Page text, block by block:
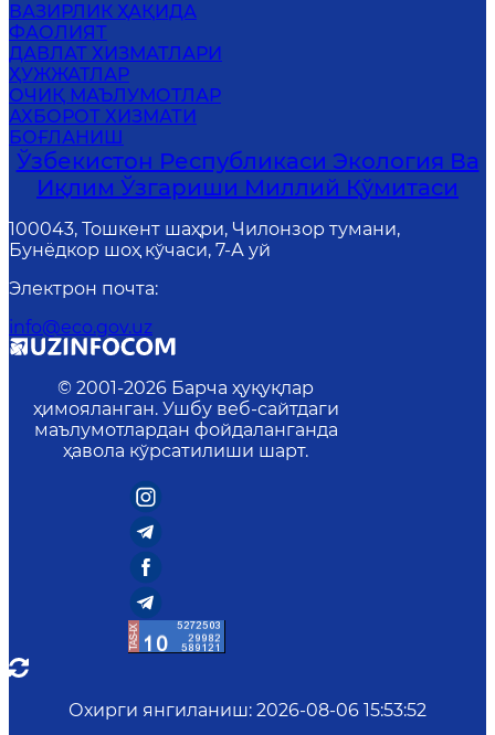
ВАЗИРЛИК ҲАҚИДА
ФАОЛИЯТ
ДАВЛАТ ХИЗМАТЛАРИ
ҲУЖЖАТЛАР
ОЧИҚ МАЪЛУМОТЛАР
АХБОРОТ ХИЗМАТИ
БОҒЛАНИШ
Ўзбекистон Республикаси Экология Ва
Иқлим Ўзгариши Миллий Қўмитаси
100043, Тошкент шаҳри, Чилонзор тумани,
Бунёдкор шоҳ кўчаси, 7-А уй
Электрон почта:
info@eco.gov.uz
© 2001-2026 Барча ҳуқуқлар
ҳимояланган. Ушбу веб-сайтдаги
маълумотлардан фойдаланганда
ҳавола кўрсатилиши шарт.
Охирги янгиланиш: 2026-08-06 15:53:52